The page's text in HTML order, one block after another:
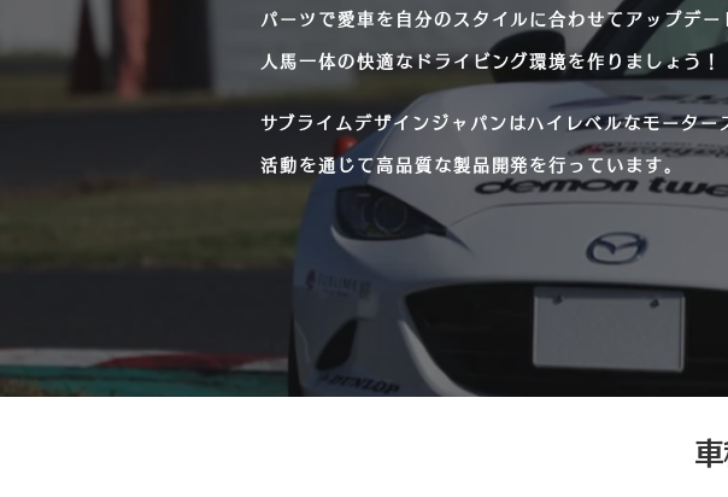
パーツで愛車を自分のスタイルに合わせてアップデー
人馬一体の快適なドライビング環境を作りましょう！
サブライムデザインジャパンはハイレベルなモーター
活動を通じて高品質な製品開発を行っています。